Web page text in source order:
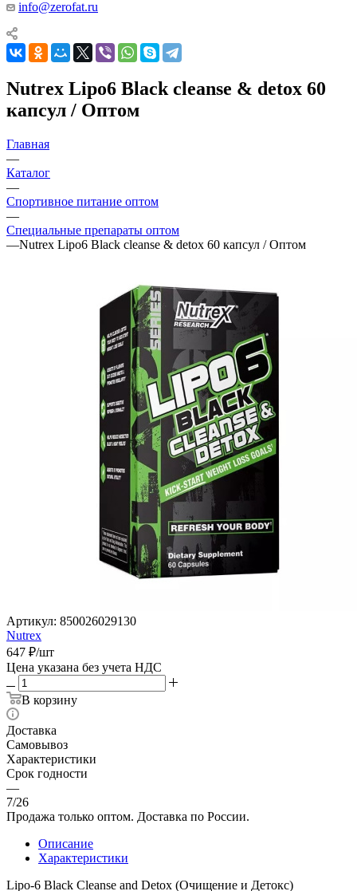
info@zerofat.ru
Nutrex Lipo6 Black cleanse & detox 60
капсул / Оптом
Главная
—
Каталог
—
Спортивное питание оптом
—
Специальные препараты оптом
—Nutrex Lipo6 Black cleanse & detox 60 капсул / Оптом
Артикул: 850026029130
Nutrex
647 ₽/шт
Цена указана без учета НДС
В корзину
Доставка
Самовывоз
Характеристики
Срок годности
—
7/26
Продажа только оптом. Доставка по России.
Описание
Характеристики
Lipo-6 Black Cleanse and Detox (Очищение и Детокс)